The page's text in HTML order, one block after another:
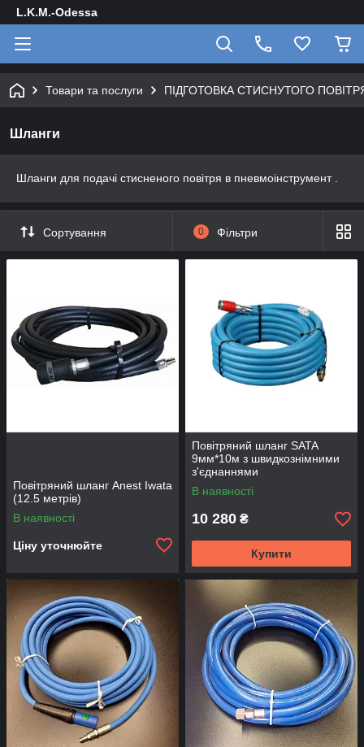
L.K.M.-Odessa
Товари та послуги ПІДГОТОВКА СТИСНУТОГО
Шланги
Шланги для подачі стисненого повітря в пневмоінструмент .
Сортування 0 Фільтри
Повітряний шланг Anest Iwata
(12.5 метрів)
В наявності
Ціну уточнюйте
Повітряний шланг SATA
9мм*10м з швидкознімними
з'єднаннями
В наявності
10 280 ₴
Купити